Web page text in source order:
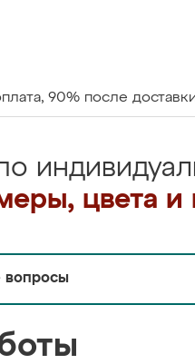
90% после
цвета и
вопросы